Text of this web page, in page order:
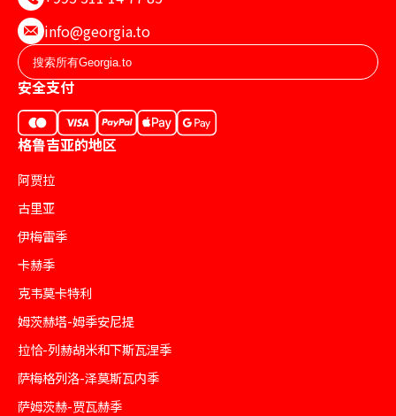
info@georgia.to
安全支付
格鲁吉亚的地区
阿贾拉
古里亚
伊梅雷季
卡赫季
克韦莫卡特利
姆茨赫塔-姆季安尼提
拉恰-列赫胡米和下斯瓦涅季
萨梅格列洛-泽莫斯瓦内季
萨姆茨赫-贾瓦赫季